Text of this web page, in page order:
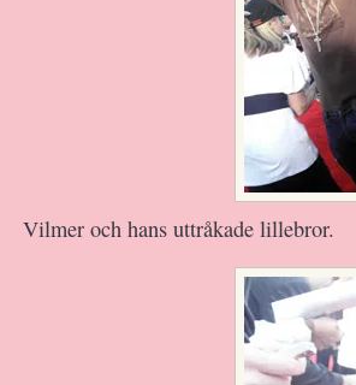
Vilmer och hans uttråkade lillebror.